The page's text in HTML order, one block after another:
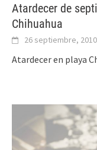
Atardecer de
Chihuahua
26 septiembre, 2010
Atardecer en playa